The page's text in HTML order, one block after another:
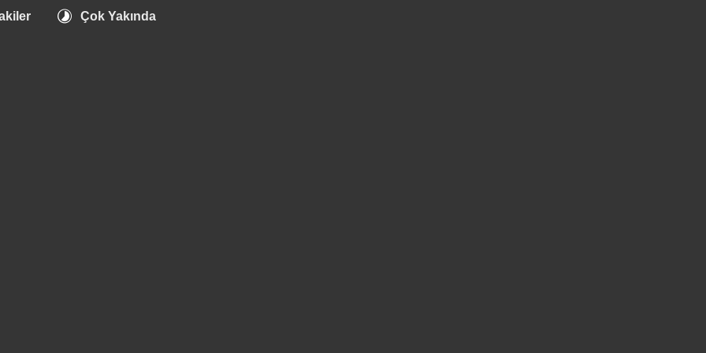
timelapse Çok Yakında